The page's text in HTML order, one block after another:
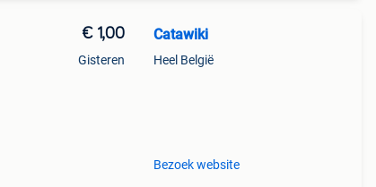
€ 1,00
Gisteren
Catawiki
Heel België
Bezoek website